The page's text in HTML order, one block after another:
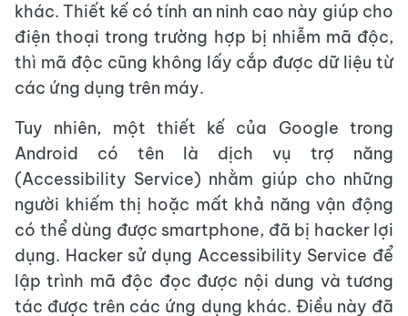
khác. Thiết kế có tính an ninh cao này giúp cho
điện thoại trong trường hợp bị nhiễm mã độc,
thì mã độc cũng không lấy cắp được dữ liệu từ
các ứng dụng trên máy.
Tuy nhiên, một thiết kế của Google trong
Android có tên là dịch vụ trợ năng
(Accessibility Service) nhằm giúp cho những
người khiếm thị hoặc mất khả năng vận động
có thể dùng được smartphone, đã bị hacker lợi
dụng. Hacker sử dụng Accessibility Service để
lập trình mã độc đọc được nội dung và tương
tác được trên các ứng dụng khác. Điều này đã